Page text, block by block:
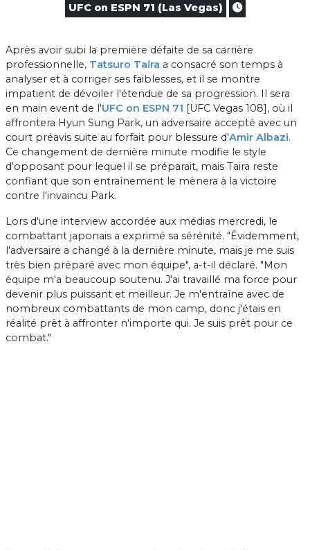
UFC on ESPN 71 (Las Vegas)
Après avoir subi la première défaite de sa carrière
professionnelle, Tatsuro Taira a consacré son temps à
analyser et à corriger ses faiblesses, et il se montre
impatient de dévoiler l'étendue de sa progression. Il sera
en main event de l'UFC on ESPN 71 [UFC Vegas 108], où il
affrontera Hyun Sung Park, un adversaire accepté avec un
court préavis suite au forfait pour blessure d'Amir Albazi.
Ce changement de dernière minute modifie le style
d'opposant pour lequel il se préparait, mais Taira reste
confiant que son entraînement le mènera à la victoire
contre l'invaincu Park.
Lors d'une interview accordée aux médias mercredi, le
combattant japonais a exprimé sa sérénité. "Évidemment,
l'adversaire a changé à la dernière minute, mais je me suis
très bien préparé avec mon équipe", a-t-il déclaré. "Mon
équipe m'a beaucoup soutenu. J'ai travaillé ma force pour
devenir plus puissant et meilleur. Je m'entraîne avec de
nombreux combattants de mon camp, donc j'étais en
réalité prêt à affronter n'importe qui. Je suis prêt pour ce
combat."